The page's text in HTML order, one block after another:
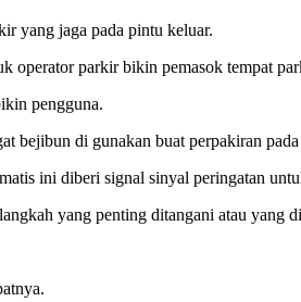
yang jaga pada pintu keluar.
operator parkir bikin pemasok tempat
pengguna.
bejibun di gunakan buat perpakiran
ini diberi signal sinyal peringatan
yang penting ditangani atau yang